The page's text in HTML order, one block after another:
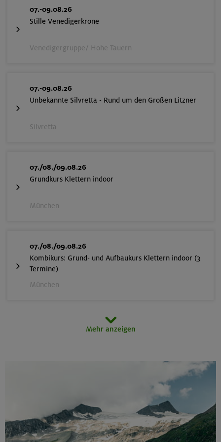
07.-09.08.26
Stille Venedigerkrone
Venedigergruppe/ Hohe Tauern
07.-09.08.26
Unbekannte Silvretta - Rund um den Großen Litzner
Silvretta
07./08./09.08.26
Grundkurs Klettern indoor
München
07./08./09.08.26
Kombikurs: Grund- und Aufbaukurs Klettern indoor (3
Termine)
München
Fahrtechnik I - Basic
Mehr anzeigen